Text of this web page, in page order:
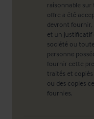
raisonnable sur
offre a été
devront
et un justificatif
société ou
personne
fournir cette
traités et copiés
ou des copies
fournies.